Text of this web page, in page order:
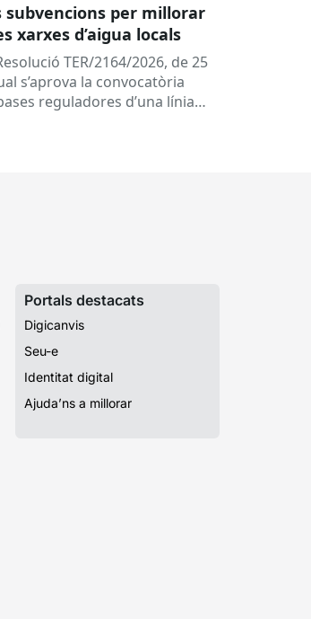
subvencions per millorar
xarxes d’aigua locals
TER/2164/2026, de 25
s’aprova la convocatòria
reguladores d’una línia
Portals destacats
Digicanvis
Seu-e
Identitat digital
Ajuda’ns a millorar